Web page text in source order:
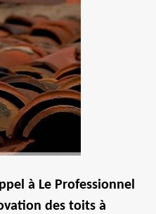
à Le Professionnel
des toits à